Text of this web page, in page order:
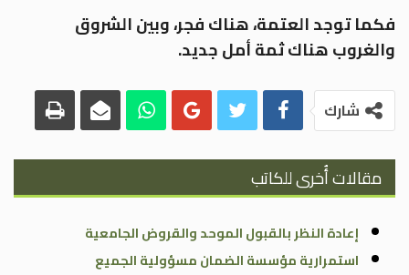
فكما توجد العتمة، هناك فجر، وبين الشروق
والغروب هناك ثمة أمل جديد.
شارك
مقالات أُخرى للكاتب
إعادة النظر بالقبول الموحد والقروض الجامعية
استمرارية مؤسسة الضمان مسؤولية الجميع